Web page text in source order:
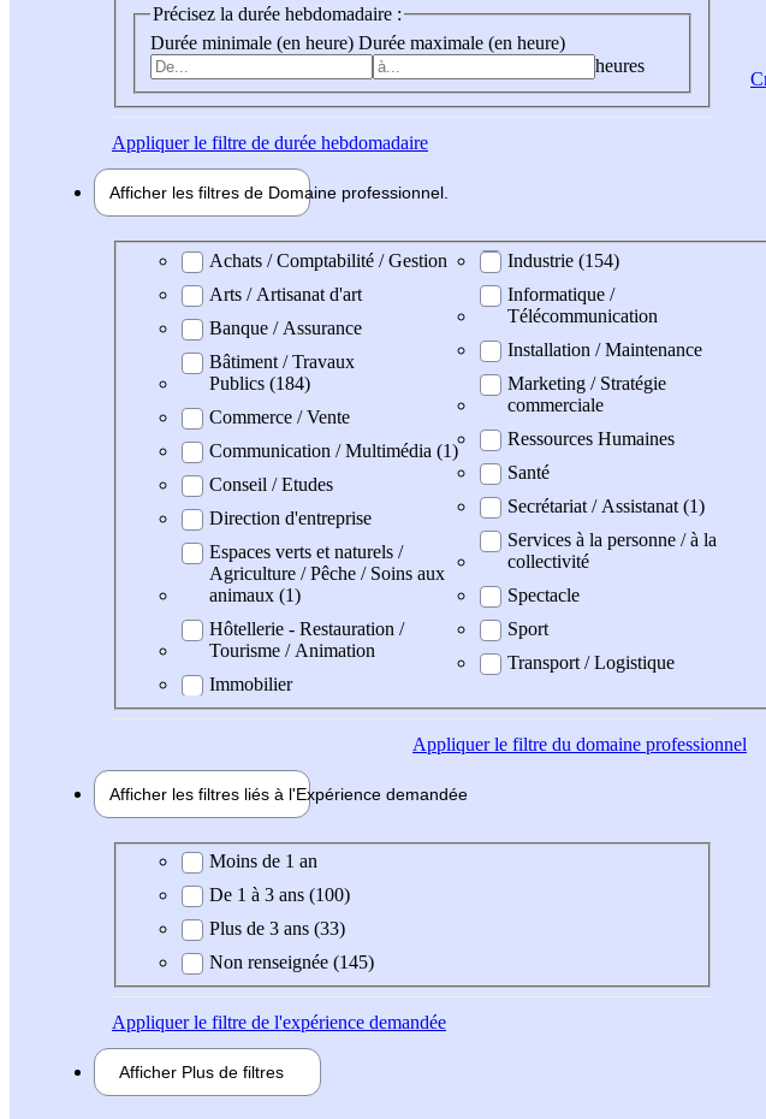
Précisez la durée hebdomadaire :
Durée minimale (en heure) Durée maximale (en heure)
heures
Appliquerle filtre de durée hebdomadaire
Afficher les filtres de Domaine professionnel
Domaine professionel
Achats / Comptabilité / Gestion
Arts / Artisanat d'art
Banque / Assurance
Bâtiment / Travaux
Publics (184)
Commerce / Vente
Communication / Multimédia (1)
Conseil / Etudes
Direction d'entreprise
Espaces verts et naturels /
Agriculture / Pêche / Soins aux
animaux (1)
Hôtellerie - Restauration /
Tourisme / Animation
Immobilier
Industrie (154)
Informatique /
Télécommunication
Installation / Maintenance
Marketing / Stratégie
commerciale
Ressources Humaines
Santé
Secrétariat / Assistanat (1)
Services à la personne / à la
collectivité
Spectacle
Sport
Transport / Logistique
Appliquerle filtre du domaine professionnel
Afficher les filtres liés à l'Expérience demandée
Expérience demandée
Moins de 1 an
De 1 à 3 ans (100)
Plus de 3 ans (33)
Non renseignée (145)
Appliquerle filtre de l'expérience demandée
Afficher Plus de filtres